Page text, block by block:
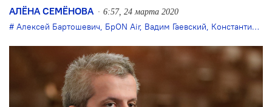
АЛЁНА СЕМЁНОВА 6:57, 24 марта 2020
Алексей Бартошевич, БрON Air, Вадим Гаевский, Константин Богомолов